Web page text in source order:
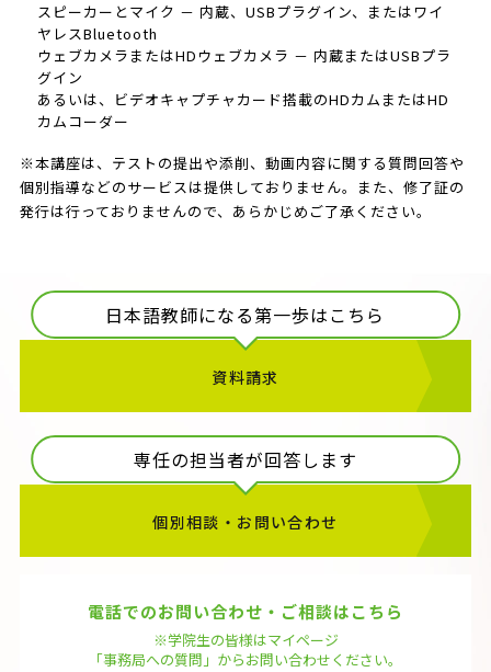
スピーカーとマイク － 内蔵、USBプラグイン、またはワイ
ヤレスBluetooth
ウェブカメラまたはHDウェブカメラ － 内蔵またはUSBプラ
グイン
あるいは、ビデオキャプチャカード搭載のHDカムまたはHD
カムコーダー
※本講座は、テストの提出や添削、動画内容に関する質問回答や
個別指導などのサービスは提供しておりません。また、修了証の
発行は行っておりませんので、あらかじめご了承ください。
日本語教師になる第一歩はこちら
資料請求
専任の担当者が回答します
個別相談・お問い合わせ
電話でのお問い合わせ・ご相談はこちら
※学院生の皆様はマイページ
「事務局への質問」からお問い合わせください。